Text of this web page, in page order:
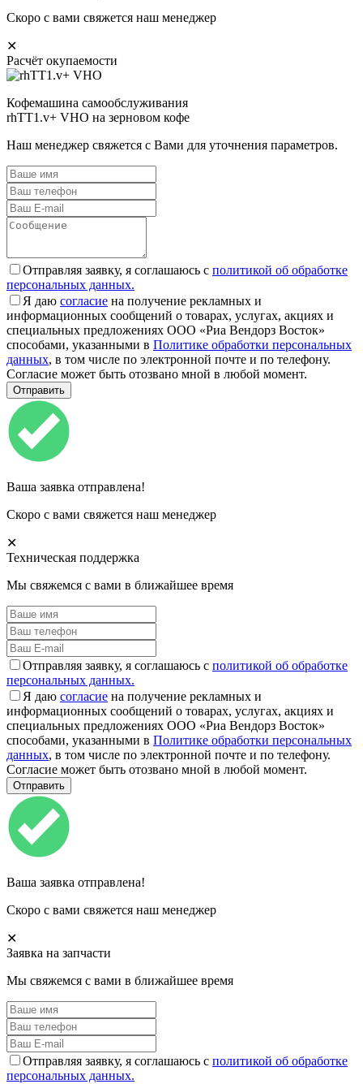
Скоро с вами свяжется наш менеджер
✕
Расчёт окупаемости
Кофемашина самообслуживания
rhTT1.v+ VHO на зерновом кофе
Наш менеджер свяжется с Вами для уточнения параметров.
Отправляя заявку, я соглашаюсь с политикой об обработке
персональных данных.
Я даю согласие на получение рекламных и
информационных сообщений о товарах, услугах, акциях и
специальных предложениях ООО «Риа Вендорз Восток»
способами, указанными в Политике обработки персональных
данных, в том числе по электронной почте и по телефону.
Согласие может быть отозвано мной в любой момент.
Ваша заявка отправлена!
Скоро с вами свяжется наш менеджер
✕
Техническая поддержка
Мы свяжемся с вами в ближайшее время
Отправляя заявку, я соглашаюсь с политикой об обработке
персональных данных.
Я даю согласие на получение рекламных и
информационных сообщений о товарах, услугах, акциях и
специальных предложениях ООО «Риа Вендорз Восток»
способами, указанными в Политике обработки персональных
данных, в том числе по электронной почте и по телефону.
Согласие может быть отозвано мной в любой момент.
Ваша заявка отправлена!
Скоро с вами свяжется наш менеджер
✕
Заявка на запчасти
Мы свяжемся с вами в ближайшее время
Отправляя заявку, я соглашаюсь с политикой об обработке
персональных данных.